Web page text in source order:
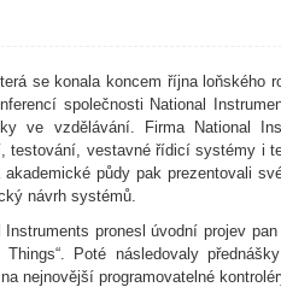
se konala koncem října loňského
společnosti National
ve vzdělávání. Firma National
testování, vestavné řídicí systémy i
půdy pak prezentovali
návrh systémů.
pronesl úvodní projev pan
Poté následovaly
nejnovější programovatelné